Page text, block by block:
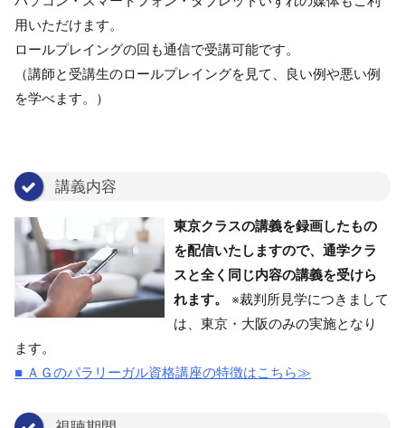
用いただけます。
ロールプレイングの回も通信で受講可能です。
（講師と受講生のロールプレイングを見て、良い例や悪い例
を学べます。）
講義内容
東京クラスの講義を録画したもの
を配信いたしますので、通学クラ
スと全く同じ内容の講義を受けら
れます。
※裁判所見学につきまして
は、東京・大阪のみの実施となり
ます。
■ ＡＧのパラリーガル資格講座の特徴はこちら≫